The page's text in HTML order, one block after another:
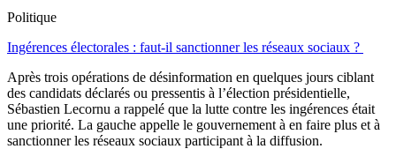
Politique
Ingérences électorales : faut-il sanctionner les réseaux sociaux ?
Après trois opérations de désinformation en quelques jours ciblant
des candidats déclarés ou pressentis à l’élection présidentielle,
Sébastien Lecornu a rappelé que la lutte contre les ingérences était
une priorité. La gauche appelle le gouvernement à en faire plus et à
sanctionner les réseaux sociaux participant à la diffusion.